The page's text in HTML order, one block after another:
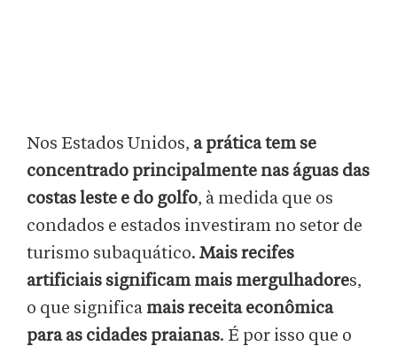
Nos Estados Unidos, a prática tem se
concentrado principalmente nas águas das
costas leste e do golfo, à medida que os
condados e estados investiram no setor de
turismo subaquático. Mais recifes
artificiais significam mais mergulhadores,
o que significa mais receita econômica
para as cidades praianas. É por isso que o